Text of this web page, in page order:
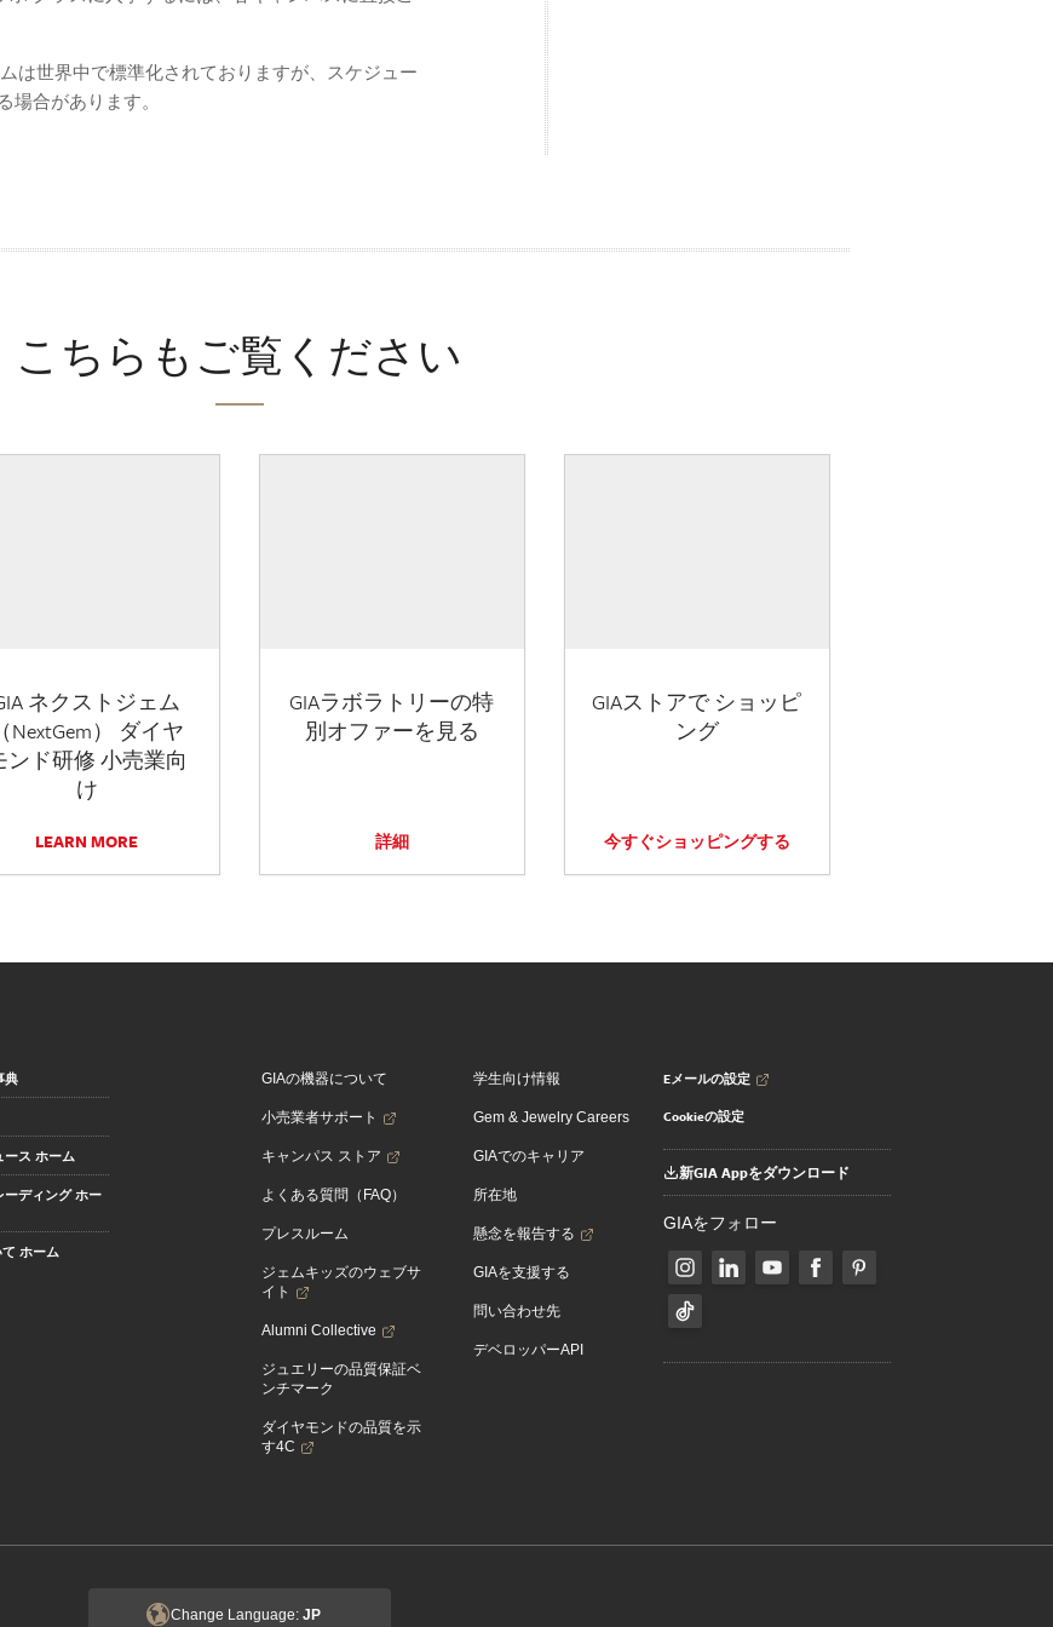
は世界中で標準化されておりますが、スケジュー
場合があります。
こちらもご覧ください
ネクストジェム
（NextGem） ダイヤ
ンド研修 小売業向
け
LEARN MORE
GIAラボラトリーの特
別オファーを見る
詳細
GIAストアで ショッピ
ング
今すぐショッピングする
典
ース ホーム
ーディング ホー
ホーム
GIAの機器について
小売業者サポート
キャンパス ストア
よくある質問（FAQ）
プレスルーム
ジェムキッズのウェブサ
イト
Alumni Collective
ジュエリーの品質保証ベ
ンチマーク
ダイヤモンドの品質を示
す4C
学生向け情報
Gem & Jewelry Careers
GIAでのキャリア
所在地
懸念を報告する
GIAを支援する
問い合わせ先
デベロッパーAPI
Eメールの設定
Cookieの設定
新GIA Appをダウンロード
GIAをフォロー
Change Language: JP